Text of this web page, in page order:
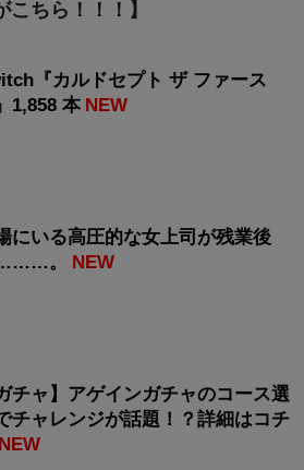
こちら！！！】
『カルドセプト ザ ファース
1,858 本 NEW
にいる高圧的な女上司が残業後
。
NEW
チャ】アゲインガチャのコース選
チャレンジが話題！？詳細はコチ
NEW